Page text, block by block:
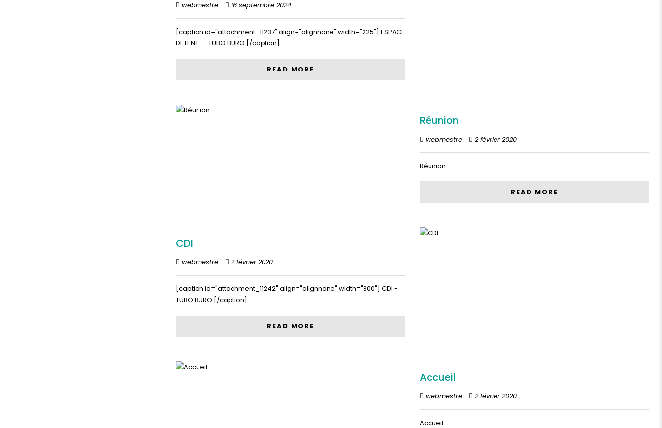
webmestre 16 septembre 2024
[caption id="attachment_11237" align="alignnone" width="225"] ESPACE
DETENTE - TUBO BURO [/caption]
READ MORE
Réunion
webmestre 2 février 2020
Réunion
READ MORE
CDI
webmestre 2 février 2020
[caption id="attachment_11242" align="alignnone" width="300"] CDI -
TUBO BURO [/caption]
READ MORE
Accueil
webmestre 2 février 2020
Accueil